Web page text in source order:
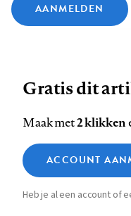
AANMELDEN
ons
op
Facebook
ons
op
LinkedIn
ons
op
Footer
navigation
Contact Colofon
Zie onze cookie policy
Analytische cookies
Marketing cookies
Gratis dit
Maak met2 klikken
ACCOUNT
Heb je al een account of